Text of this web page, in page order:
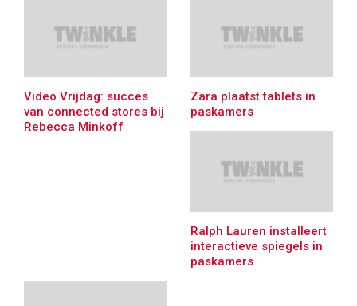
Video Vrijdag: succes
van connected stores bij
Rebecca Minkoff
Zara plaatst tablets in
paskamers
Ralph Lauren installeert
interactieve spiegels in
paskamers